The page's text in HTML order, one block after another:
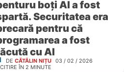
boți AI a fost
Securitatea era
pentru că
a fost
cu AI
DE CĂTĂLIN NIȚU 03 / 02 / 2026
CITIRE ÎN 2 MINUTE